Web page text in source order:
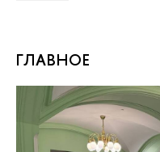
ГЛАВНОЕ